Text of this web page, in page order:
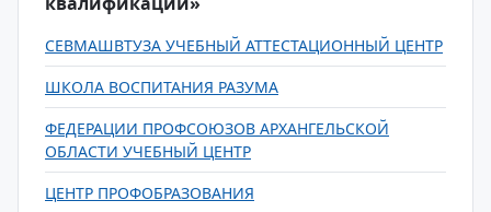
СЕВМАШВТУЗА УЧЕБНЫЙ АТТЕСТАЦИОННЫЙ ЦЕНТР
ШКОЛА ВОСПИТАНИЯ РАЗУМА
ФЕДЕРАЦИИ ПРОФСОЮЗОВ АРХАНГЕЛЬСКОЙ
ОБЛАСТИ УЧЕБНЫЙ ЦЕНТР
ЦЕНТР ПРОФОБРАЗОВАНИЯ